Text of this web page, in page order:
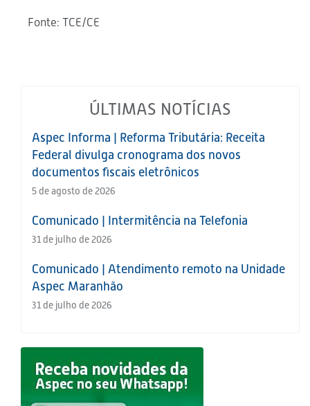
Fonte: TCE/CE
ÚLTIMAS NOTÍCIAS
Aspec Informa | Reforma Tributária: Receita
Federal divulga cronograma dos novos
documentos fiscais eletrônicos
5 de agosto de 2026
Comunicado | Intermitência na Telefonia
31 de julho de 2026
Comunicado | Atendimento remoto na Unidade
Aspec Maranhão
31 de julho de 2026